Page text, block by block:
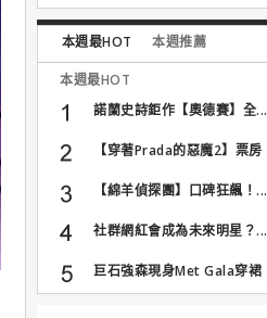
本週最HOT 本週推薦
本週最HOT
諾蘭史詩鉅作【奧德賽】全...
【穿著Prada的惡魔2】票房
【綿羊偵探團】口碑狂飆！...
社群網紅會成為未來明星？...
巨石強森現身Met Gala穿裙
子...